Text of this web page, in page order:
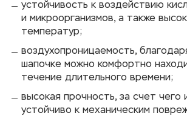
устойчивость к воздействию
и микроорганизмов, а также
температур;
воздухопроницаемость,
шапочке можно комфортно
течение длительного времени;
высокая прочность, за счет чего
устойчиво к механическим